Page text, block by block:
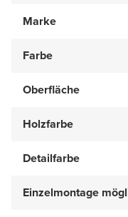
Marke
Farbe
Oberfläche
Holzfarbe
Detailfarbe
Einzelmontage